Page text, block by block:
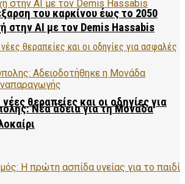
του καρκίνου έως το 2050
θεραπείες και οι οδηγίες για
στην AI με τον Demis Hassabis
Νέα άδεια για τη Μονάδα